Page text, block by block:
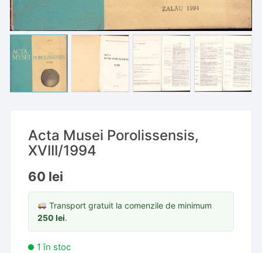
Acta Musei Porolissensis,
XVIII/1994
60 lei
Transport gratuit la comenzile de minimum
250lei.
1 în stoc